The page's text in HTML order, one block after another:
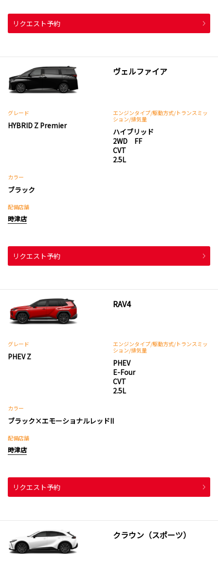
リクエスト予約
ヴェルファイア
グレード
HYBRID Z Premier
エンジンタイプ/駆動方式/トランスミッ
ション/排気量
ハイブリッド
2WD FF
CVT
2.5L
カラー
ブラック
配備店舗
時津店
リクエスト予約
RAV4
グレード
PHEV Z
エンジンタイプ/駆動方式/トランスミッ
ション/排気量
PHEV
E-Four
CVT
2.5L
カラー
ブラック×エモーショナルレッドII
配備店舗
時津店
リクエスト予約
クラウン（スポーツ）